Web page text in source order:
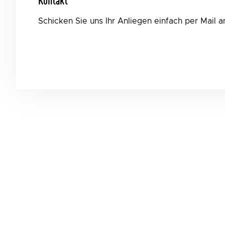
Schicken Sie uns Ihr Anliegen einfach per Mail